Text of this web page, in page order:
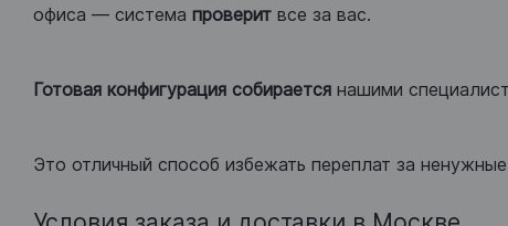
офиса — система проверит все за вас.
Готовая конфигурация собирается нашими
Это отличный способ избежать переплат за